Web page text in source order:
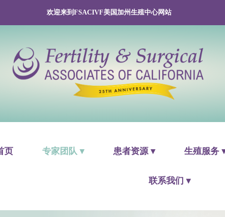
欢迎来到FSACIVF美国加州生殖中心网站
页 专家团队 ▾ 患者资源 ▾ 生殖服务
联系我们 ▾